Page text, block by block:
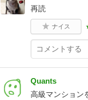
再読
ナイス
Quants
高級マンション